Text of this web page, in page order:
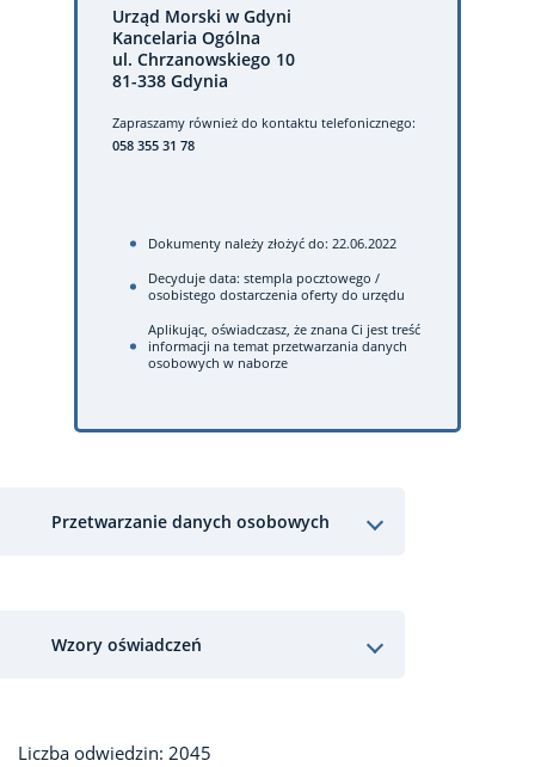
Urząd Morski w Gdyni
Kancelaria Ogólna
ul. Chrzanowskiego 10
81-338 Gdynia
Zapraszamy również do kontaktu telefonicznego:
058 355 31 78
Dokumenty należy złożyć do: 22.06.2022
Decyduje data: stempla pocztowego /
osobistego dostarczenia oferty do urzędu
Aplikując, oświadczasz, że znana Ci jest treść
informacji na temat przetwarzania danych
osobowych w naborze
Przetwarzanie danych osobowych
Wzory oświadczeń
Liczba odwiedzin: 2045